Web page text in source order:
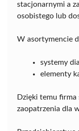
stacjonarnymi a
osobistego lub
W asortymencie
systemy
elementy
Dzięki temu
zaopatrzenia dla